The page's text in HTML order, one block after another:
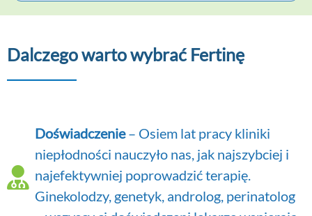
Dalczego warto wybrać Fertinę
Doświadczenie– Osiem lat pracy kliniki
niepłodności nauczyło nas, jak najszybciej i
najefektywniej poprowadzić terapię.
Ginekolodzy, genetyk, androlog, perinatolog